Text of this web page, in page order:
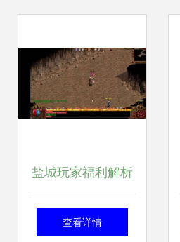
盐城玩家福利解析
<妖精别走>携手本
查看详情